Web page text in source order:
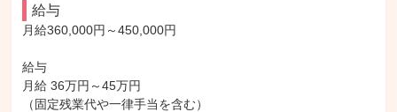
給与
月給360,000円～450,000円
給与
月給 36万円～45万円
（固定残業代や一律手当を含む）